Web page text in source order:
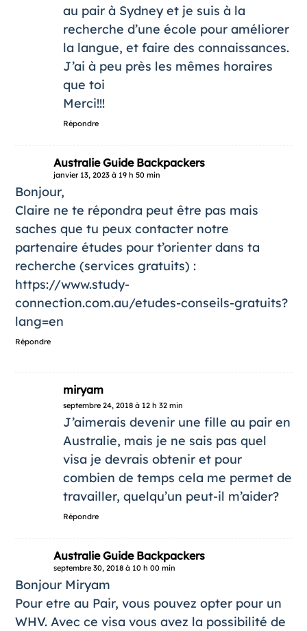
au pair à Sydney et je suis à la
recherche d’une école pour améliorer
la langue, et faire des connaissances.
J’ai à peu près les mêmes horaires
que toi
Merci!!!
Répondre
Australie Guide Backpackers
janvier 13, 2023 à 19 h 50 min
Bonjour,
Claire ne te répondra peut être pas mais
saches que tu peux contacter notre
partenaire études pour t’orienter dans ta
recherche (services gratuits) :
https://www.study-
connection.com.au/etudes-conseils-gratuits?
lang=en
Répondre
miryam
septembre 24, 2018 à 12 h 32 min
J’aimerais devenir une fille au pair en
Australie, mais je ne sais pas quel
visa je devrais obtenir et pour
combien de temps cela me permet de
travailler, quelqu’un peut-il m’aider?
Répondre
Australie Guide Backpackers
septembre 30, 2018 à 10 h 00 min
Bonjour Miryam
Pour etre au Pair, vous pouvez opter pour un
WHV. Avec ce visa vous avez la possibilité de